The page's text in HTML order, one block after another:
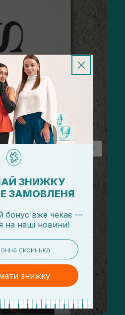
ЗНИЖКУ
ЗАМОВЛЕНЯ
бонус вже чекає —
на наші новини!
знижку